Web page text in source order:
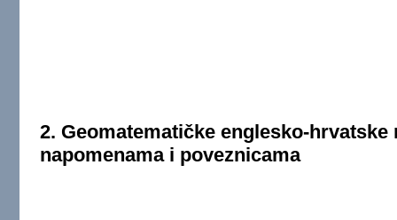
2. Geomatematičke englesko-
napomenama i poveznicama